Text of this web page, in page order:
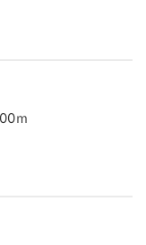
ｍ